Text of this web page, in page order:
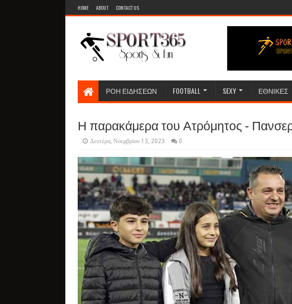
HOME ABOUT CONTACT US
ΡΟΗ ΕΙΔΗΣΕΩΝ FOOTBALL SEXY ΕΘΝΙΚΕΣ
Η παρακάμερα του Ατρόμητος -
Δευτέρα, Νοεμβρίου 13, 2023 0